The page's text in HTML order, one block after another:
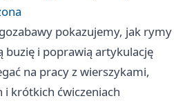
pokazujemy, jak rymy
buzię i poprawią artykulację
na pracy z wierszykami,
i krótkich ćwiczeniach